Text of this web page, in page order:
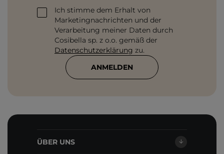
Ich stimme dem Erhalt von
Marketingnachrichten und der
Verarbeitung meiner Daten durch
Cosibella sp. z o.o. gemäß der
Datenschutzerklärung zu.
ANMELDEN
ÜBER UNS